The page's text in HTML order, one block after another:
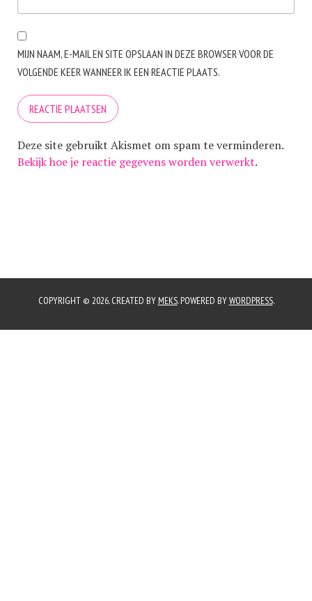
MIJN NAAM, E-MAIL EN SITE OPSLAAN IN DEZE BROWSER VOOR DE
VOLGENDE KEER WANNEER IK EEN REACTIE PLAATS.
Deze site gebruikt Akismet om spam te verminderen.
Bekijk hoe je reactie gegevens worden verwerkt.
COPYRIGHT © 2026. CREATED BY MEKS. POWERED BYWORDPRESS.